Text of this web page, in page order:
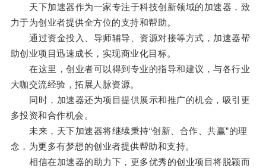
天下加速器作为一家专注于科技创新领域的加速器，致
力于为创业者提供全方位的支持和帮助。
通过资金投入、导师辅导、资源对接等方式，加速器帮
助创业项目迅速成长，实现商业化目标。
在这里，创业者可以得到专业的指导和建议，与各行业
大咖交流经验，拓展人脉资源。
同时，加速器还为项目提供展示和推广的机会，吸引更
多投资和合作机会。
未来，天下加速器将继续秉持“创新、合作、共赢”的理
念，为更多有梦想的创业者提供帮助和支持。
相信在加速器的助力下，更多优秀的创业项目将脱颖而